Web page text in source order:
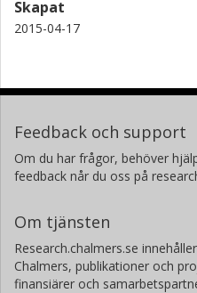
Skapat
2015-04-17
Feedback och support
Om du har frågor, behöver
feedback når du oss på
Om tjänsten
Research.chalmers.se
Chalmers, publikationer och
finansiärer och